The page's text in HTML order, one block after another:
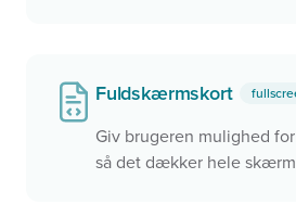
Fuldskærmskort
Giv brugeren mulighed
så det dækker hele